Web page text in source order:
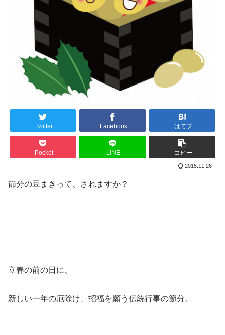
Twitter Facebook はてブ
Pocket LINE コピー
2015.11.26
節分の豆まきって、されますか？
立春の前の日に、
新しい一年の厄除け、招福を願う伝統行事の節分。